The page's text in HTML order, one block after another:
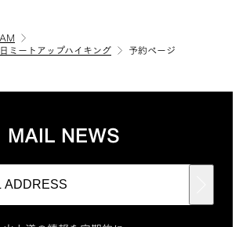
ミートアップハイキング
予約ページ
MAIL NEWS